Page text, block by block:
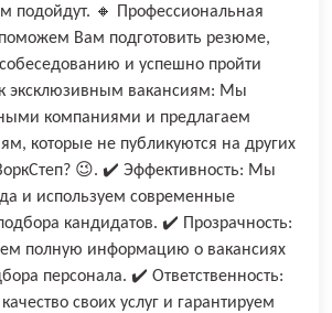
подойдут. 🔸 Профессиональная
Вам подготовить резюме,
собеседованию и успешно пройти
эксклюзивным вакансиям: Мы
компаниями и предлагаем
которые не публикуются на других
😉. ✔️ Эффективность: Мы
и используем современные
кандидатов. ✔️ Прозрачность:
полную информацию о вакансиях
персонала. ✔️ Ответственность:
своих услуг и гарантируем